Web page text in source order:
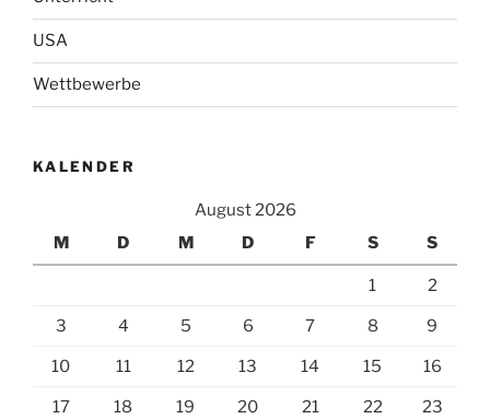
USA
Wettbewerbe
KALENDER
August 2026
M
D M D F S S
1 2
3 4 5 6 7 8 9
10 11 12 13 14 15 16
17 18 19 20 21 22 23